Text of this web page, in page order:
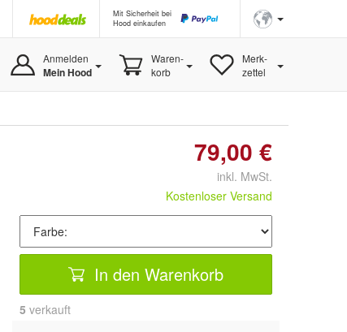
Mit Sicherheit bei
Hood einkaufen
Anmelden
Mein Hood
Waren-
korb
Merk-
zettel
79,00 €
inkl. MwSt.
Kostenloser Versand
In den Warenkorb
5 verkauft